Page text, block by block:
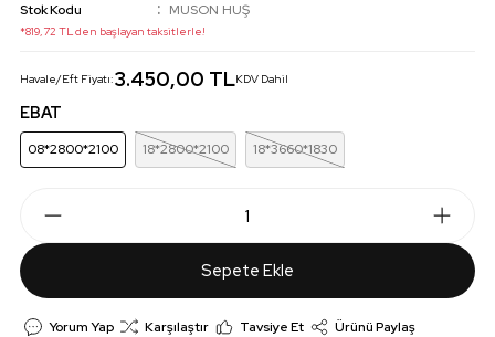
Stok Kodu
MUSON HUŞ
*819,72 TL den başlayan taksitlerle!
Havale/Eft Fiyatı:3.450,00 TLKDV Dahil
EBAT
08*2800*2100 18*2800*2100 18*3660*1830
Sepete Ekle
Yorum Yap Karşılaştır Tavsiye Et Ürünü Paylaş